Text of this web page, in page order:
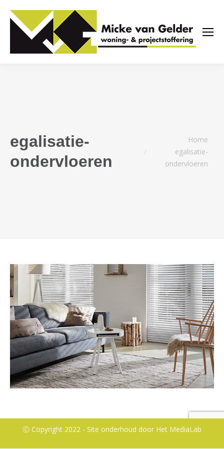
egalisatie-
ondervloeren
Home
egalisatie-
ondervloeren
Ⓒ Copyright 2022 - Site onderhoud door Het MediaLab